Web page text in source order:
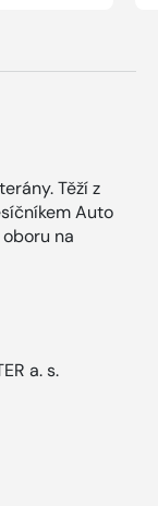
Těží z
Auto
na
a. s.